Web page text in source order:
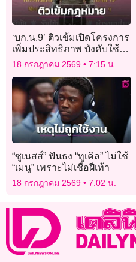
‘บก.น.9’ ติวเข้มเปิดโครงการ
เพิ่มประสิทธิภาพ บังคับใช้
กฎหมายพิจารณาความ
อาญา ทลายเครือข่ายยาเสพ
ติด
18 กรกฎาคม 2569 7:15 น.
“ซูเนสส์” ฟันธง “ทูเคิล” ไม่ใช้
“เมนู” เพราะไม่เชื่อฝีเท้า
18 กรกฎาคม 2569 7:02 น.